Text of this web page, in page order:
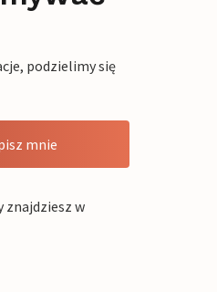
podzielimy się
mnie
znajdziesz w